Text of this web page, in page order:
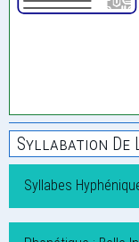
Syllabation De
Syllabes